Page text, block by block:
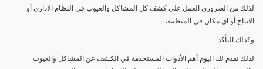
لذلك من الضروري العمل على كشف كل المشاكل والعيوب في النظام الاداري أو
الانتاج أو اي مكان في المنظمة.
وكذلك التأكد
لذلك نقدم لك اليوم أهم الأدوات المستخدمة في الكشف عن المشاكل والعيوب